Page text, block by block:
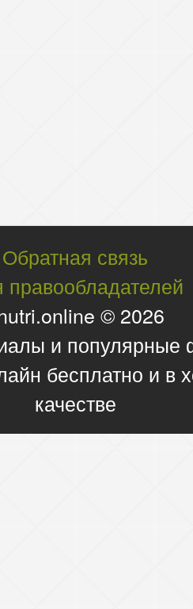
Обратная связь
правообладателей
© 2026
и
бесплатно и в
качестве